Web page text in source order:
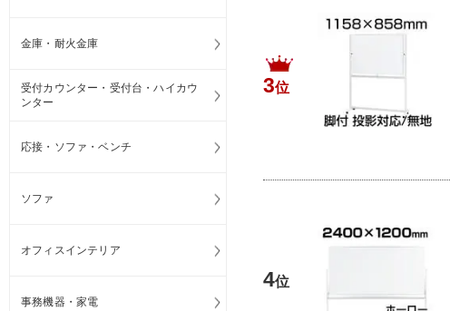
3位
4位
金庫・耐火金庫
受付カウンター・受付台・ハイカウ
ンター
応接・ソファ・ベンチ
ソファ
オフィスインテリア
事務機器・家電